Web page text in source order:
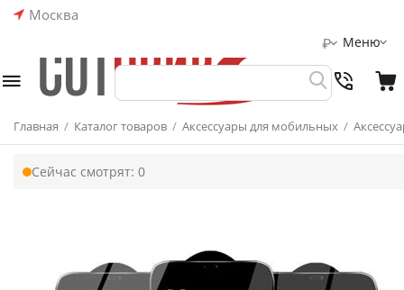
Москва
Меню
₽
Главная / Каталог товаров / Аксессуары для мобильных /
Сейчас смотрят: 0